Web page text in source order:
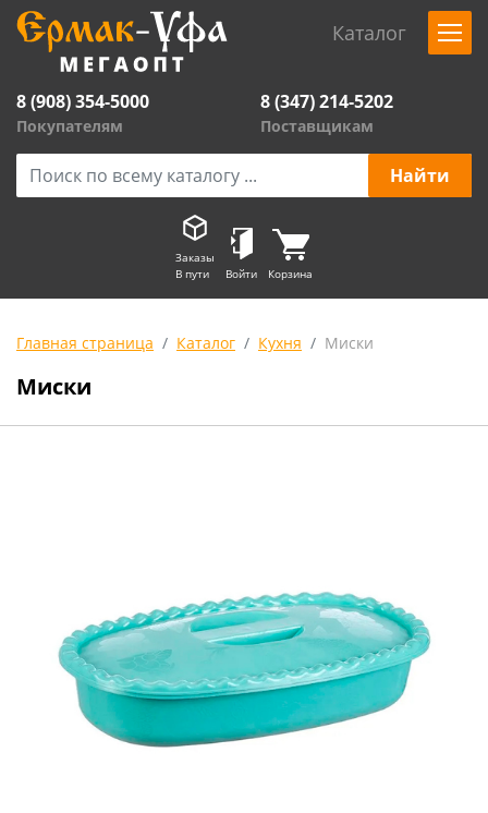
Каталог
8 (908) 354-5000
Покупателям
8 (347) 214-5202
Поставщикам
Заказы
В пути
Войти Корзина
Главная страница Каталог Кухня Миски
Миски